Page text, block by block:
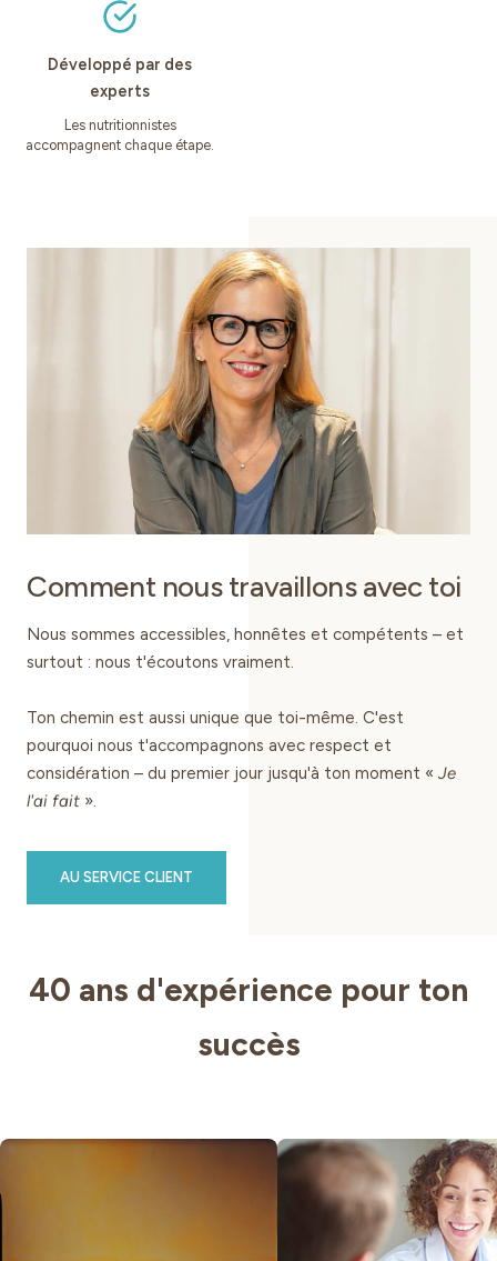
Développé par des
experts
Les nutritionnistes
accompagnent chaque étape.
Comment nous travaillons avec toi
Nous sommes accessibles, honnêtes et compétents – et
surtout : nous t'écoutons vraiment.
Ton chemin est aussi unique que toi-même. C'est
pourquoi nous t'accompagnons avec respect et
considération – du premier jour jusqu'à ton moment « Je
l'ai fait ».
AU SERVICE CLIENT
40 ans d'expérience pour ton
succès